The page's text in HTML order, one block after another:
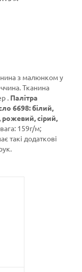
з малюнком у
Тканина
. Палітра
6698: білий,
сірий,
159г/м;
такі додаткові